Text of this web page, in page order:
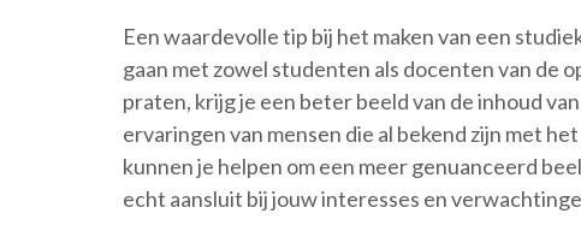
Een waardevolle tip bij het maken van een
gaan met zowel studenten als docenten van de
praten, krijg je een beter beeld van de inhoud
ervaringen van mensen die al bekend zijn met
kunnen je helpen om een meer genuanceerd
echt aansluit bij jouw interesses en